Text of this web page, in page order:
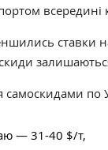
ставки
по
— 31-40 $/т,